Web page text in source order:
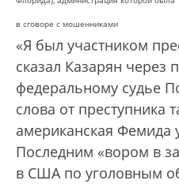
в сговоре с мошенниками
«Я был участником
сказал Казарян через
федеральному судье
слова от преступника
американская
Последним «вором в
в США по уголовным